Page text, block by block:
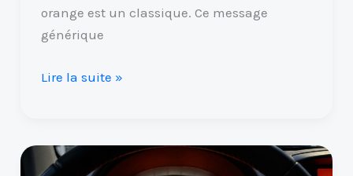
orange est un classique. Ce message
générique
Lire la suite »
Voyant